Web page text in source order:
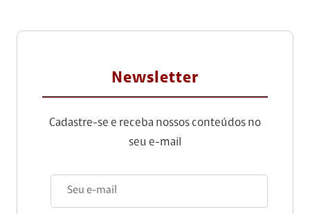
Newsletter
Cadastre-se e receba nossos conteúdos no
seu e-mail